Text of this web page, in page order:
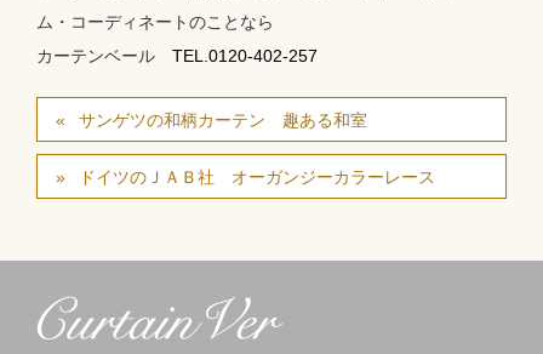
ム・コーディネートのことなら
カーテンベール TEL.0120-402-257
サンゲツの和柄カーテン 趣ある和室
ドイツのＪＡＢ社 オーガンジーカラーレース